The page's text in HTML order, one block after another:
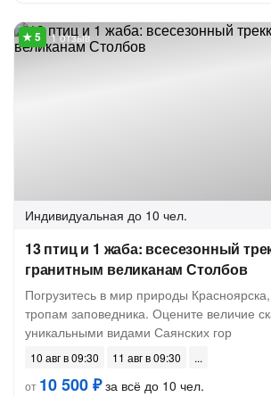
1 отзыв
Индивидуальная до 10 чел.
13 птиц и 1 жаба: всесезонный
гранитным великанам Столбов
Погрузитесь в мир природы
тропам заповедника. Оцените величие
уникальными видами Саянских гор
10 авг в 09:30
11 авг в 09:30
от 10 500 ₽за всё до 10 чел.